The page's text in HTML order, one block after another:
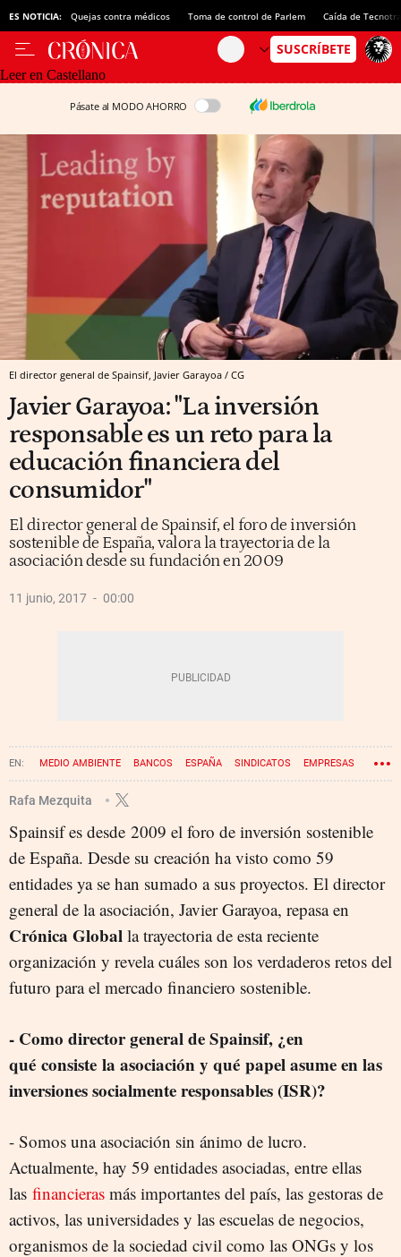
ES NOTICIA: Quejas contra médicos Toma de control de Parlem Caída de
Leer en Castellano
Pásate al MODO AHORRO
El director general de Spainsif, Javier Garayoa / CG
Javier Garayoa: "La inversión
responsable es un reto para la
educación financiera del
consumidor"
El director general de Spainsif, el foro de inversión
sostenible de España, valora la trayectoria de la
asociación desde su fundación en 2009
11 junio, 2017 00:00
MEDIO AMBIENTE BANCOS ESPAÑA SINDICATOS EMPRESAS
UNIVERSIDADES ONG
Rafa Mezquita
Spainsif es desde 2009 el foro de inversión sostenible
de España. Desde su creación ha visto como 59
entidades ya se han sumado a sus proyectos. El director
general de la asociación, Javier Garayoa, repasa en
Crónica Global la trayectoria de esta reciente
organización y revela cuáles son los verdaderos retos del
futuro para el mercado financiero sostenible.
- Como director general de Spainsif, ¿en
qué consiste la asociación y qué papel asume en las
inversiones socialmente responsables (ISR)?
- Somos una asociación sin ánimo de lucro.
Actualmente, hay 59 entidades asociadas, entre ellas
las financieras más importantes del país, las gestoras de
activos, las universidades y las escuelas de negocios,
organismos de la sociedad civil como las ONGs y los